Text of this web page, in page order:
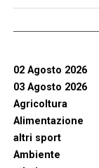
02 Agosto 2026
03 Agosto 2026
Agricoltura
Alimentazione
altri sport
Ambiente